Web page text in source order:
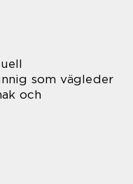
som vägleder
och